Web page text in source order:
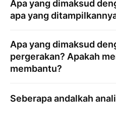
Apa yang dimaksud
apa yang
Apa yang dimaksud
pergerakan? Apakah
membantu?
Seberapa andalkah